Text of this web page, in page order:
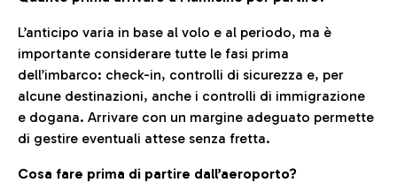
L’anticipo varia in base al volo e al periodo, ma è
importante considerare tutte le fasi prima
dell’imbarco: check-in, controlli di sicurezza e, per
alcune destinazioni, anche i controlli di immigrazione
e dogana. Arrivare con un margine adeguato permette
di gestire eventuali attese senza fretta.
Cosa fare prima di partire dall’aeroporto?